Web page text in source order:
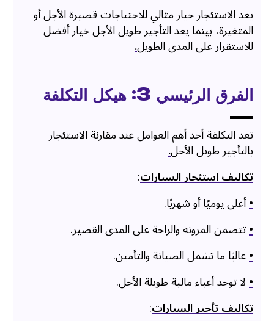
يعد الاستئجار خيار مثالي للاحتياجات قصيرة الأجل أو
المتغيرة، بينما يعد التأجير طويل الأجل خيار أفضل
للاستقرار على المدى الطويل.
الفرق الرئيسي 3: هيكل التكلفة
تعد التكلفة أحد أهم العوامل عند مقارنة الاستئجار
بالتأجير طويل الأجل.
تكاليف استئجار السيارات:
•أعلى يوميًا أو شهريًا.
•تتضمن المرونة والراحة على المدى القصير.
•غالبًا ما تشمل الصيانة والتأمين.
•لا توجد أعباء مالية طويلة الأجل.
تكاليف تأجير السيارات: